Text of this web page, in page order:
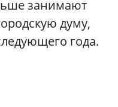
занимают
думу,
года.